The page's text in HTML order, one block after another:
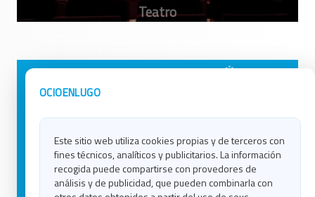
OCIOENLUGO
Este sitio web utiliza cookies propias y de terceros con
fines técnicos, analíticos y publicitarios. La información
recogida puede compartirse con provedores de
análisis y de publicidad, que pueden combinarla con
Avisos Legales
Contacto
Política de Cookies
Ocio en Lugo
Ocio en Ourense
Ocio en Pontevedra
Ocio en Santiago